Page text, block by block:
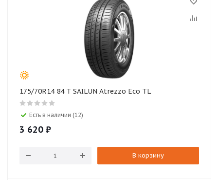
175/70R14 84 T SAILUN Atrezzo Eco TL
Есть в наличии (12)
3 620 ₽
В корзину